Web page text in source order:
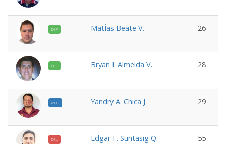
DEF MatÍas Beate V. 26
DEF Bryan I. Almeida V. 28
MED Yandry A. Chica J. 29
DEL Edgar F. Suntasig Q. 55